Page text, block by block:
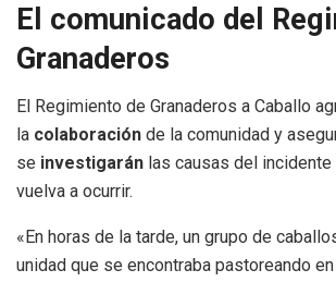
El comunicado del
Granaderos
El Regimiento de Granaderos a Caballo
la colaboración de la comunidad y
se investigarán las causas del
vuelva a ocurrir.
«En horas de la tarde, un grupo de
unidad que se encontraba pastoreando